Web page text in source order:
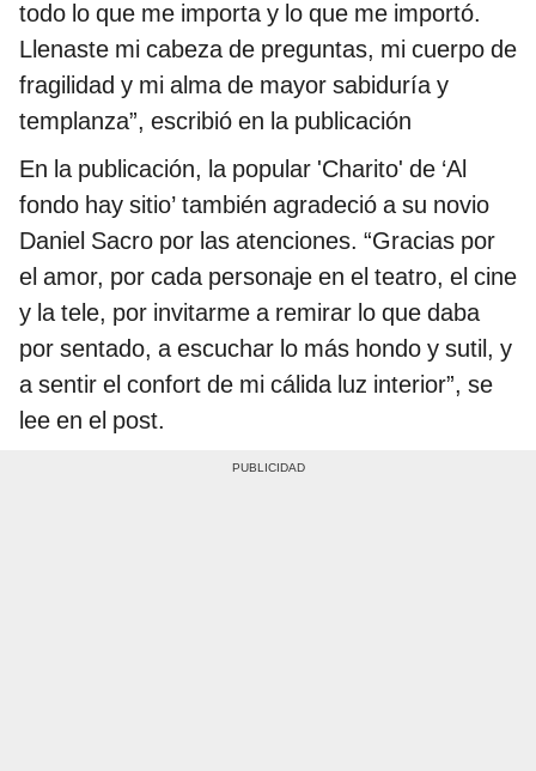
todo lo que me importa y lo que me importó.
Llenaste mi cabeza de preguntas, mi cuerpo de
fragilidad y mi alma de mayor sabiduría y
templanza”, escribió en la publicación
En la publicación, la popular 'Charito' de ‘Al
fondo hay sitio’ también agradeció a su novio
Daniel Sacro por las atenciones. “Gracias por
el amor, por cada personaje en el teatro, el cine
y la tele, por invitarme a remirar lo que daba
por sentado, a escuchar lo más hondo y sutil, y
a sentir el confort de mi cálida luz interior”, se
lee en el post.